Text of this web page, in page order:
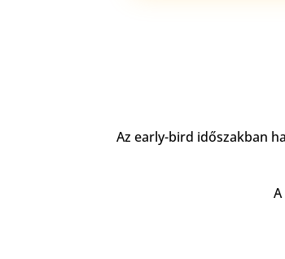
Az early-bird időszakban